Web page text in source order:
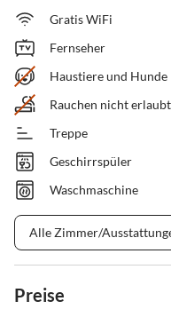
Gratis WiFi
Fernseher
Haustiere und
Rauchen nicht erlaubt
Treppe
Geschirrspüler
Waschmaschine
Alle Zimmer/
Preise